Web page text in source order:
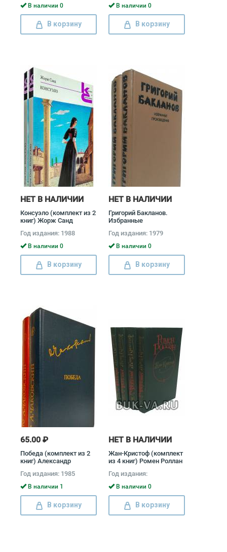
В наличии 0
В корзину
В наличии 0
В корзину
НЕТ В НАЛИЧИИ
Консуэло (комплект из 2
книг) Жорж Санд
Год издания: 1988
В наличии 0
В корзину
НЕТ В НАЛИЧИИ
Григорий Бакланов.
Избранные
из 2 книг) Григорий
Бакланов
Год издания: 1979
В наличии 0
В корзину
65.00 ₽
Победа (комплект из 2
книг) Александр
Год издания: 1985
В наличии 1
В корзину
НЕТ В НАЛИЧИИ
Жан-Кристоф (комплект
из 4 книг) Ромен Роллан
Год издания:
В наличии 0
В корзину